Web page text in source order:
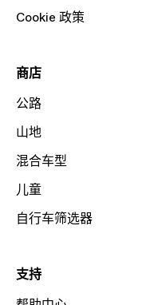
Cookie 政策
商店
公路
山地
混合车型
儿童
自行车筛选器
支持